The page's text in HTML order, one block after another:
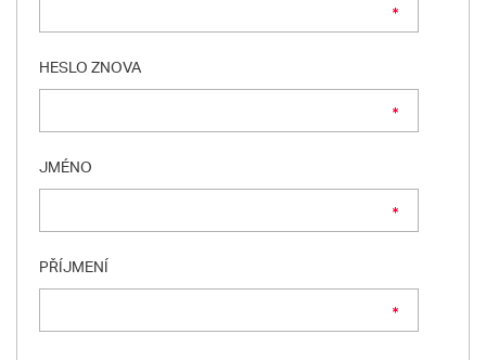
HESLO ZNOVA
JMÉNO
PŘÍJMENÍ